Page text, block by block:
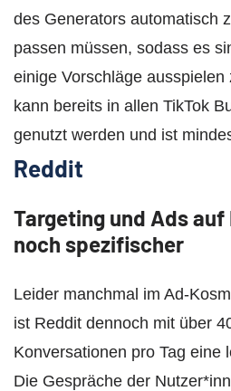
des Generators automatisch
passen müssen, sodass es
einige Vorschläge ausspielen
kann bereits in allen TikTok
genutzt werden und ist
Reddit
Targeting und Ads
noch spezifischer
Leider manchmal im Ad-
ist Reddit dennoch mit über
Konversationen pro Tag eine
Die Gespräche der